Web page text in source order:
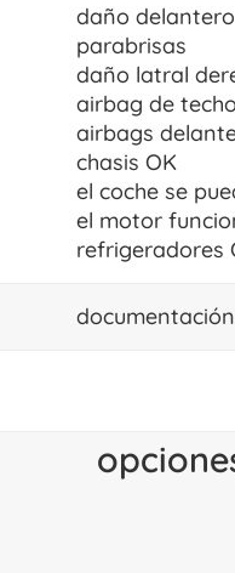
daño delantero
parabrisas
daño latral
airbag de
airbags
chasis OK
el coche se
el motor
refrigeradores